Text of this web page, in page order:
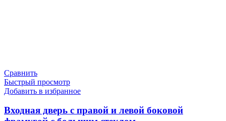
Сравнить
Быстрый просмотр
Добавить в избранное
Входная дверь с правой и левой боковой